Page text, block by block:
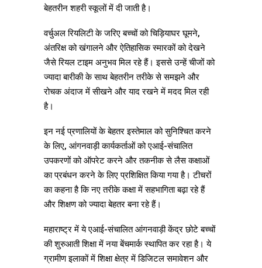
बेहतरीन शहरी स्कूलों में दी जाती है।
वर्चुअल रियलिटी के जरिए बच्चों को चिड़ियाघर घूमने,
अंतरिक्ष को खंगालने और ऐतिहासिक स्मारकों को देखने
जैसे रियल टाइम अनुभव मिल रहे हैं। इससे उन्हें चीजों को
ज्यादा बारीकी के साथ बेहतरीन तरीके से समझने और
रोचक अंदाज में सीखने और याद रखने में मदद मिल रही
है।
इन नई प्रणालियों के बेहतर इस्तेमाल को सुनिश्चित करने
के लिए, आंगनवाड़ी कार्यकर्ताओं को एआई-संचालित
उपकरणों को ऑपरेट करने और तकनीक से लैस कक्षाओं
का प्रबंधन करने के लिए प्रशिक्षित किया गया है। टीचरों
का कहना है कि नए तरीके कक्षा में सहभागिता बढ़ा रहे हैं
और शिक्षण को ज्यादा बेहतर बना रहे हैं।
महाराष्ट्र में ये एआई-संचालित आंगनवाड़ी केंद्र छोटे बच्चों
की शुरुआती शिक्षा में नया बेंचमार्क स्थापित कर रहा है। ये
ग्रामीण इलाकों में शिक्षा क्षेत्र में डिजिटल समावेशन और